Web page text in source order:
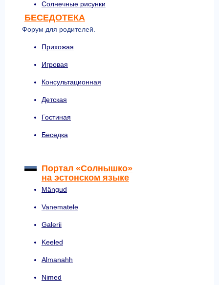
Солнечные рисунки
БЕСЕДОТЕКА
Форум для родителей.
Прихожая
Игровая
Консультационная
Детская
Гостиная
Беседка
Портал «Солнышко»
на эстонском языке
Mängud
Vanematele
Galerii
Keeled
Almanahh
Nimed